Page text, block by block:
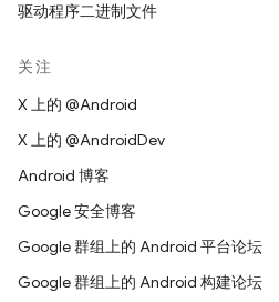
驱动程序二进制文件
关注
X 上的 @Android
X 上的 @AndroidDev
Android 博客
Google 安全博客
Google 群组上的 Android 平台论坛
Google 群组上的 Android 构建论坛